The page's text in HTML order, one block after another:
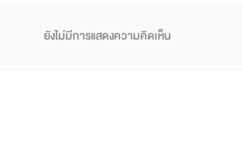
ยังไม่มีการแสดงความคิดเห็น